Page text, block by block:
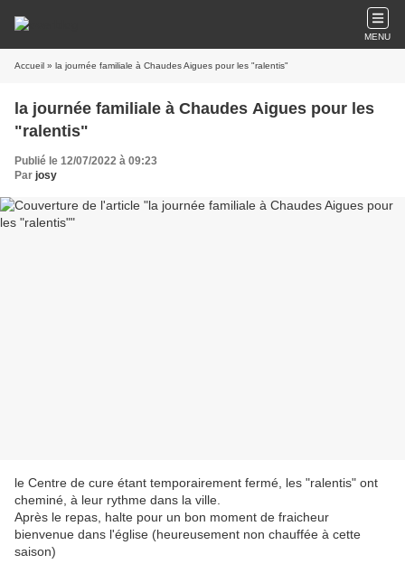
MENU
Accueil » la journée familiale à Chaudes Aigues pour les "ralentis"
la journée familiale à Chaudes Aigues pour les
"ralentis"
Publié le 12/07/2022 à 09:23
Par josy
le Centre de cure étant temporairement fermé, les "ralentis" ont
cheminé, à leur rythme dans la ville.
Après le repas, halte pour un bon moment de fraicheur
bienvenue dans l'église (heureusement non chauffée à cette
saison)